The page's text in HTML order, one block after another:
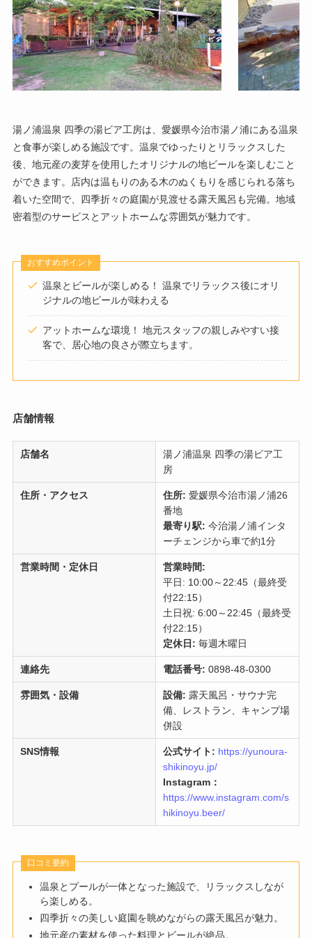
湯ノ浦温泉 四季の湯ビア工房は、愛媛県今治市湯ノ浦にある温泉
と食事が楽しめる施設です。温泉でゆったりとリラックスした
後、地元産の麦芽を使用したオリジナルの地ビールを楽しむこと
ができます。店内は温もりのある木のぬくもりを感じられる落ち
着いた空間で、四季折々の庭園が見渡せる露天風呂も完備。地域
密着型のサービスとアットホームな雰囲気が魅力です。
おすすめポイント
温泉とビールが楽しめる！ 温泉でリラックス後にオリ
ジナルの地ビールが味わえる
アットホームな環境！ 地元スタッフの親しみやすい接
客で、居心地の良さが際立ちます。
店舗情報
店舗名
湯ノ浦温泉 四季の湯ビア工
房
住所・アクセス 住所: 愛媛県今治市湯ノ浦26
番地
最寄り駅: 今治湯ノ浦インタ
ーチェンジから車で約1分
営業時間・定休日
営業時間:
平日: 10:00～22:45（最終受
付22:15）
土日祝: 6:00～22:45（最終受
付22:15）
定休日: 毎週木曜日
連絡先 電話番号: 0898-48-0300
雰囲気・設備 設備: 露天風呂・サウナ完
備、レストラン、キャンプ場
併設
SNS情報 公式サイト: https://yunoura-
shikinoyu.jp/
Instagram：
https://www.instagram.com/s
hikinoyu.beer/
口コミ要約
温泉とプールが一体となった施設で、リラックスしなが
ら楽しめる。
四季折々の美しい庭園を眺めながらの露天風呂が魅力。
地元産の素材を使った料理とビールが絶品。